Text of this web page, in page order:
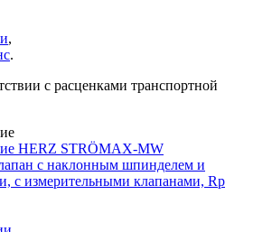
,
.
с расценками транспортной
HERZ STRÖMAX-MW
с наклонным шпинделем и
с измерительными клапанами, Rp